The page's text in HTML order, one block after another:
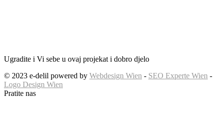
Ugradite i Vi sebe u ovaj projekat i dobro djelo
© 2023 e-delil powered by Webdesign Wien - SEO Experte Wien -
Logo Design Wien
Pratite nas